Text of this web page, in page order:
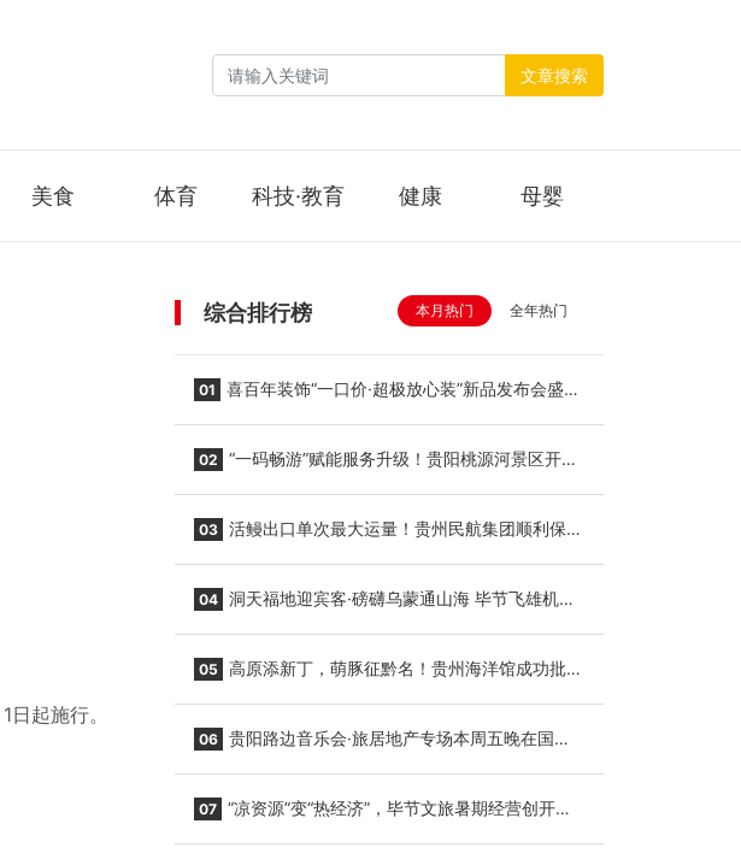
文章搜索
美食 体育 科技·教育 健康 母婴
起施行。
综合排行榜 本月热门 全年热门
01 喜百年装饰“一口价·超极放心装”新品发布会盛大
02 “一码畅游”赋能服务升级！贵阳桃源河景区开
03 活鳗出口单次最大运量！贵州民航集团顺利保障
04 洞天福地迎宾客·磅礴乌蒙通山海 毕节飞雄机场
05 高原添新丁，萌豚征黔名！贵州海洋馆成功批量
06 贵阳路边音乐会·旅居地产专场本周五晚在国际
07 “凉资源”变“热经济”，毕节文旅暑期经营创开门